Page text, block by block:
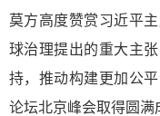
莫方高度赞赏习近平
球治理提出的重大主
持，推动构建更加公
论坛北京峰会取得圆满